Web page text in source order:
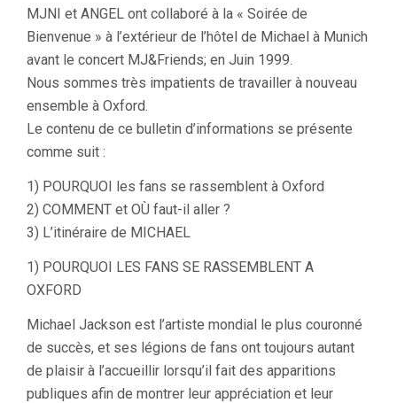
MJNI et ANGEL ont collaboré à la « Soirée de
Bienvenue » à l’extérieur de l’hôtel de Michael à Munich
avant le concert MJ&Friends; en Juin 1999.
Nous sommes très impatients de travailler à nouveau
ensemble à Oxford.
Le contenu de ce bulletin d’informations se présente
comme suit :
1) POURQUOI les fans se rassemblent à Oxford
2) COMMENT et OÙ faut-il aller ?
3) L’itinéraire de MICHAEL
1) POURQUOI LES FANS SE RASSEMBLENT A
OXFORD
Michael Jackson est l’artiste mondial le plus couronné
de succès, et ses légions de fans ont toujours autant
de plaisir à l’accueillir lorsqu’il fait des apparitions
publiques afin de montrer leur appréciation et leur